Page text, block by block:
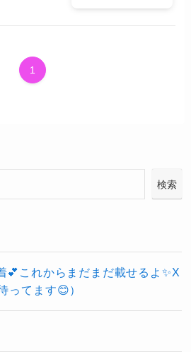
1
検索
これからまだまだ載せるよ✨X
ってます😊）